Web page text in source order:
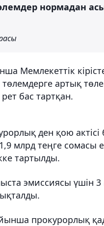
нормадан
Мемлекеттік
артық
бас тартқан.
ден қою
млрд теңге сомасы
тартылды.
эмиссиясы үшін
прокурорлық